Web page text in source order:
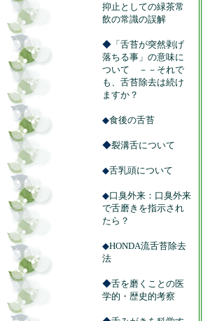
抑止としての緑茶常
飲の常識の誤解
◆ 「舌苔が突然剥げ
落ちる事」の意味に
ついて －－それで
も、舌苔除去は続け
ますか？
◆食後の舌苔
◆裂溝舌について
◆舌乳頭について
◆口臭外来：口臭外来
で舌磨きを指示され
たら？
◆HONDA流舌苔除去
法
◆舌を磨くことの医
学的・歴史的考察